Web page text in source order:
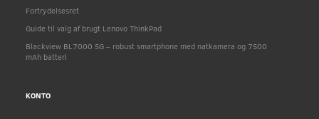
Fortrydelsesret
Guide til valg af brugt Lenovo ThinkPad
Blackview BL7000 5G – robust smartphone med natkamera og 7500
mAh batteri
KONTO